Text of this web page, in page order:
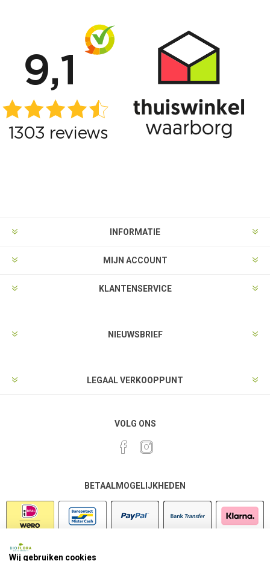
INFORMATIE
MIJN ACCOUNT
KLANTENSERVICE
NIEUWSBRIEF
LEGAAL VERKOOPPUNT
VOLG ONS
BETAALMOGELIJKHEDEN
Wij gebruiken cookies